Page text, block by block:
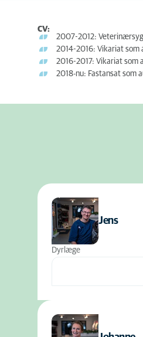
CV:
2007-2012:
2014-2016: Vikariat
2016-2017: Vikariat
2018-nu: Fastansat som
Jens
Dyrlæge